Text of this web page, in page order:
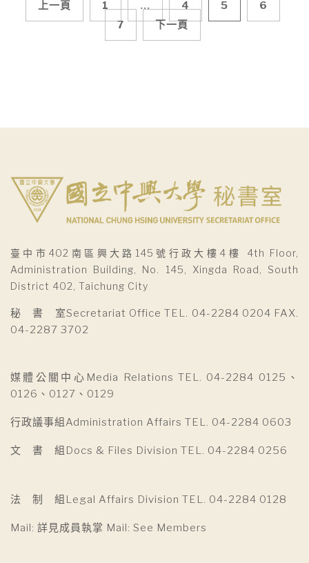
上一頁 1 ... 4 5
6
7
下一頁
臺中市402南區興大路145號行政大樓4樓 4th Floor,
Administration Building, No. 145, Xingda Road, South
District 402, Taichung City
秘 書 室Secretariat Office TEL. 04-2284 0204 FAX.
04-2287 3702
媒體公關中心Media Relations TEL. 04-2284 0125、
0126、0127、0129
行政議事組Administration Affairs TEL. 04-2284 0603
文 書 組Docs & Files Division TEL. 04-2284 0256
法 制 組Legal Affairs Division TEL. 04-2284 0128
Mail: 詳見成員執掌 Mail: See Members